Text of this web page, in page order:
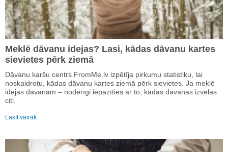
Meklē dāvanu idejas? Lasi, kādas dāvanu kartes
sievietes pērk ziemā
Dāvanu karšu centrs FromMe.lv izpētīja pirkumu statistiku, lai
noskaidrotu, kādas dāvanu kartes ziemā pērk sievietes. Ja meklē
idejas dāvanām – noderīgi iepazīties ar to, kādas dāvanas izvēlas
citi.
Lasīt vairāk…